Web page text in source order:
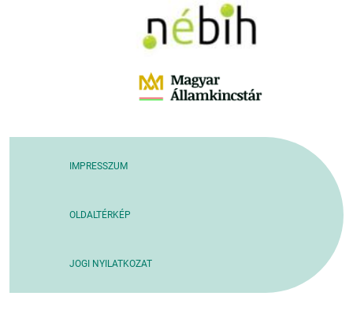
IMPRESSZUM
OLDALTÉRKÉP
JOGI NYILATKOZAT